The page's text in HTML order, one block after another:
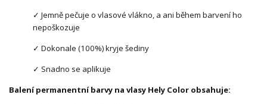
✓ Jemně pečuje o vlasové vlákno, a ani během barvení ho
nepoškozuje
✓ Dokonale (100%) kryje šediny
✓ Snadno se aplikuje
Balení permanentní barvy na vlasy Hely Color obsahuje: